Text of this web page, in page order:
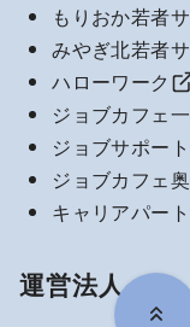
もりおか若者
みやぎ北若者
ハローワーク
ジョブカフェ
ジョブサポー
ジョブカフェ
キャリアパー
運営法人